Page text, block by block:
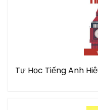
Tự Học Tiếng Anh